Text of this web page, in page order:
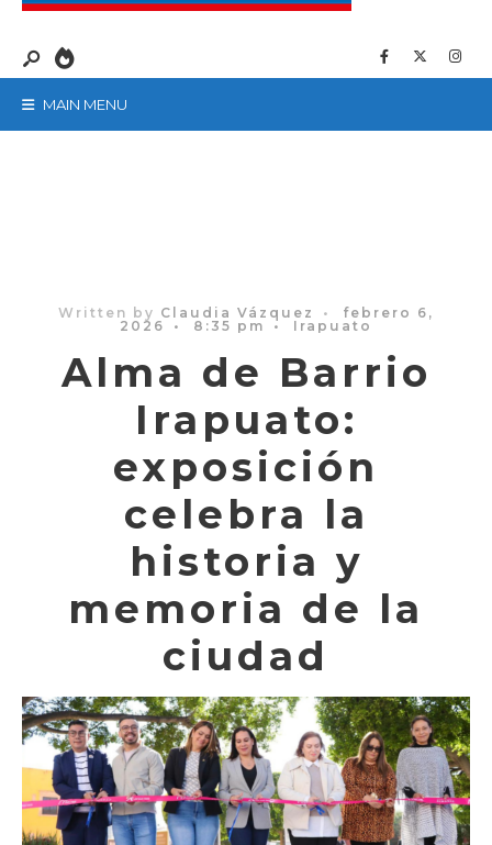
MAIN MENU
Written by Claudia Vázquez •
febrero 6,
2026
• 8:35 pm • Irapuato
Alma de Barrio
Irapuato:
exposición
celebra la
historia y
memoria de la
ciudad